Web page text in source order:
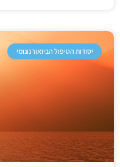
יסודות הטיפול הביואורגונומי